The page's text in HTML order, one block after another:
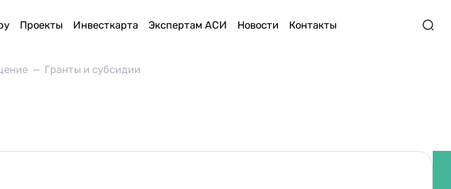
Проекты Инвесткарта Экспертам АСИ Новости Контакты
Гранты и субсидии